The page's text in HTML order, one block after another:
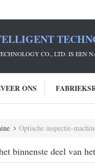
CO., LTD. IS EEN
ONS
Optische inspectie-
binnenste deel van